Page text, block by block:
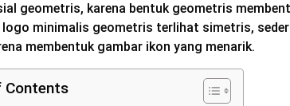
geometris, karena bentuk geometris
logo minimalis geometris terlihat simetris,
membentuk gambar ikon yang menarik.
Contents